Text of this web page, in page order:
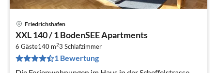
Friedrichshafen
XXL 140 / 1 BodenSEE Apartments
6 Gäste140 m23 Schlafzimmer
1 Bewertung